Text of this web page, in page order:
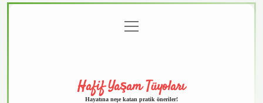
menüyü
aç
Hafif Yaşam Tüyoları
Hayatına neşe katan pratik öneriler!